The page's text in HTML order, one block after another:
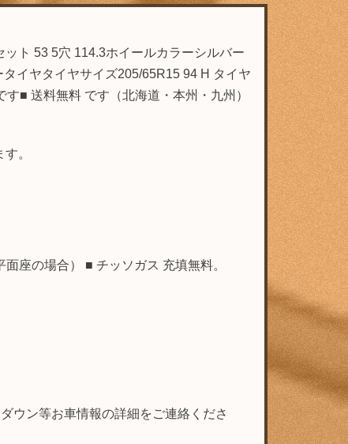
ト 53 5穴 114.3ホイールカラーシルバー
イヤタイヤサイズ205/65R15 94 H タイヤ
■ 送料無料 です（北海道・本州・九州）
。
座の場合） ■ チッソガス 充填無料。
ウン等お車情報の詳細をご連絡くださ